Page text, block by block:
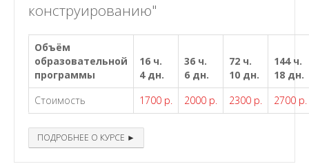
конструированию"
Объём
образовательной
программы
16 ч.
4 дн.
36 ч.
6 дн.
72 ч.
10 дн.
144 ч.
18 дн.
Стоимость
1700 р. 2000 р. 2300 р. 2700 р.
ПОДРОБНЕЕ О КУРСЕ ►